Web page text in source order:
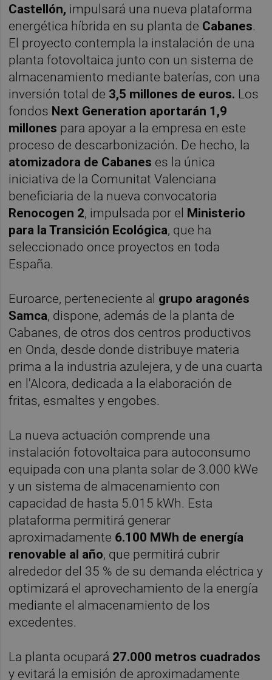
Castellón, impulsará una nueva plataforma
energética híbrida en su planta de Cabanes.
El proyecto contempla la instalación de una
planta fotovoltaica junto con un sistema de
almacenamiento mediante baterías, con una
inversión total de 3,5 millones de euros. Los
fondos Next Generation aportarán 1,9
millones para apoyar a la empresa en este
proceso de descarbonización. De hecho, la
atomizadora de Cabanes es la única
iniciativa de la Comunitat Valenciana
beneficiaria de la nueva convocatoria
Renocogen 2, impulsada por el Ministerio
para la Transición Ecológica, que ha
seleccionado once proyectos en toda
España.
Euroarce, perteneciente al grupo aragonés
Samca, dispone, además de la planta de
Cabanes, de otros dos centros productivos
en Onda, desde donde distribuye materia
prima a la industria azulejera, y de una cuarta
en l'Alcora, dedicada a la elaboración de
fritas, esmaltes y engobes.
La nueva actuación comprende una
instalación fotovoltaica para autoconsumo
equipada con una planta solar de 3.000 kWe
y un sistema de almacenamiento con
capacidad de hasta 5.015 kWh. Esta
plataforma permitirá generar
aproximadamente 6.100 MWh de energía
renovable al año, que permitirá cubrir
alrededor del 35 % de su demanda eléctrica y
optimizará el aprovechamiento de la energía
mediante el almacenamiento de los
excedentes.
La planta ocupará 27.000 metros cuadrados
y evitará la emisión de aproximadamente